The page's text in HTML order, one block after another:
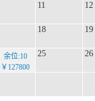
11 12
18 19
余位:10
￥127800
25 26